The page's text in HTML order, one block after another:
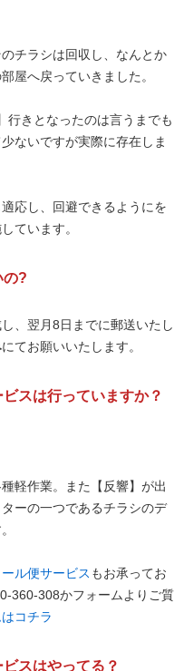
チラシは回収し、なんとか
屋へ戻っていきました。
行きとなったのは言うまでも
ないですが実際に存在しま
応し、回避できるようにを
ています。
の?
、翌月8日までに郵送いたし
にてお願いいたします。
スは行っていますか？
軽作業。また【反響】が出
ーの一つであるチラシのデ
ル便サービス もお承ってお
360-308かフォームよりご質
コチラ
スはやってる？